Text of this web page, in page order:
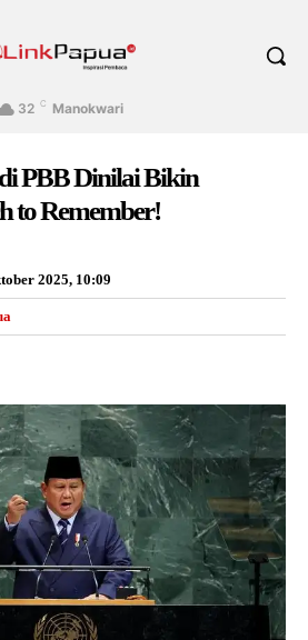
32 C Manokwari
PBB Dinilai Bikin
to Remember!
2025, 10:09